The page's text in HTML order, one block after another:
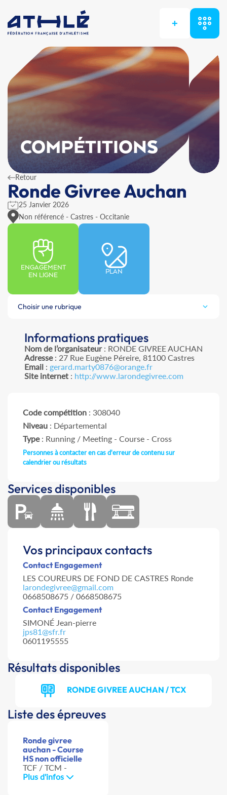
+
COMPÉTITIONS
Retour
Ronde Givree Auchan
25 Janvier 2026
Non référencé - Castres - Occitanie
ENGAGEMENT
EN LIGNE
PLAN
Choisir une rubrique
Informations pratiques
Nom de l’organisateur: RONDE GIVREE AUCHAN
Adresse: 27 Rue Eugène Péreire, 81100 Castres
Email : gerard.marty0876@orange.fr
Site internet : http://www.larondegivree.com
Code compétition : 308040
Niveau : Départemental
Type: Running / Meeting - Course - Cross
Personnes à contacter en cas d'erreur de contenu sur
calendrier ou résultats
Services disponibles
Vos principaux contacts
Contact Engagement
LES COUREURS DE FOND DE CASTRES Ronde
larondegivree@gmail.com
0668508675 / 0668508675
Contact Engagement
SIMONÉ Jean-pierre
jps81@sfr.fr
0601195555
Résultats disponibles
RONDE GIVREE AUCHAN / TCX
Liste des épreuves
Ronde givree
auchan - Course
HS non officielle
TCF / TCM -
Plus d'infos